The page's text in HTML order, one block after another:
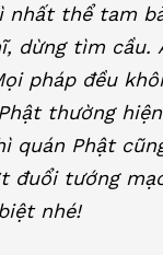
nhất thể tam
dừng tìm cầu.
pháp đều
thường
Phật
đuổi tướng
nhé!